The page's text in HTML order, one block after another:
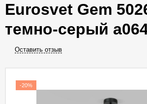
Eurosvet Gem
темно-серый
Оставить отзыв
-20%